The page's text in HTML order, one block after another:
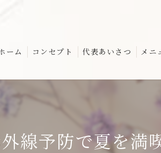
ーム コンセプト 代表あいさつ メニ
線予防で夏を満